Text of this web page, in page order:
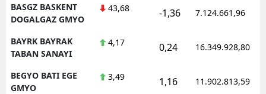
BASGZ BASKENT
DOGALGAZ GMYO
43,68 -1,36 7.124.661,96
BAYRK BAYRAK
TABAN SANAYI
4,17 0,24 16.349.928,80
BEGYO BATI EGE
GMYO
3,49 1,16 11.902.813,59